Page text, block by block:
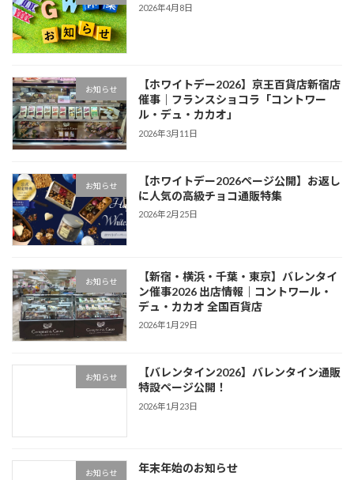
2026年4月8日
お知らせ
【ホワイトデー2026】京王百貨店新宿店
催事｜フランスショコラ「コントワー
ル・デュ・カカオ」
2026年3月11日
お知らせ
【ホワイトデー2026ページ公開】お返し
に人気の高級チョコ通販特集
2026年2月25日
お知らせ
【新宿・横浜・千葉・東京】バレンタイ
ン催事2026 出店情報｜コントワール・
デュ・カカオ 全国百貨店
2026年1月29日
お知らせ
【バレンタイン2026】バレンタイン通販
特設ページ公開！
2026年1月23日
お知らせ 年末年始のお知らせ